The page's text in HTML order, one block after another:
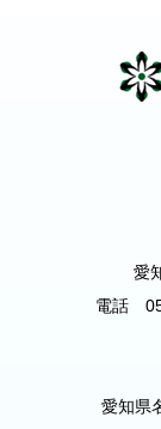
愛
電話
愛知県